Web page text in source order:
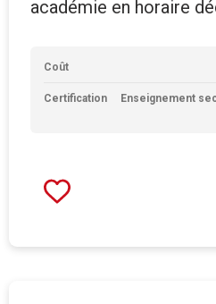
académie en horaire
Coût
Certification
Enseignement